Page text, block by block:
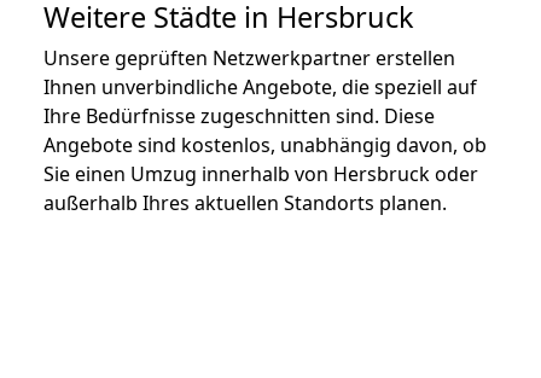
Weitere Städte in Hersbruck
Unsere geprüften Netzwerkpartner erstellen
Ihnen unverbindliche Angebote, die speziell auf
Ihre Bedürfnisse zugeschnitten sind. Diese
Angebote sind kostenlos, unabhängig davon, ob
Sie einen Umzug innerhalb von Hersbruck oder
außerhalb Ihres aktuellen Standorts planen.